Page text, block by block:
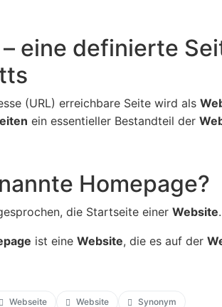
eine definierte
(URL) erreichbare Seite wird als
ein essentieller Bestandteil der
Homepage?
die Startseite einer Website.
ist eine Website, die es auf der
Webseite Website Synonym